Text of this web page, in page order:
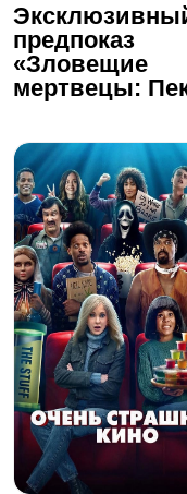
предпоказ
«Зловещие
мертвецы: